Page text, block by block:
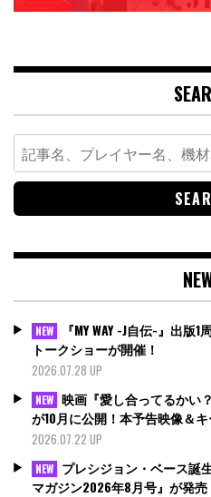
Search
for:
NEW
『MY WAY -J自伝-』出
トークショーが開催！
2026.07.28 UP
NEW 映画『愛し合ってるかい
が10月に公開！本予告映像＆
2026.07.22 UP
NEW プレシジョン・ベース誕
マガジン2026年8月号』が発売